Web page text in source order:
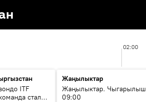
02:00
ITF
стала
Жаңылыктар
Жаңылыктар. Чыгарылыш
09:00